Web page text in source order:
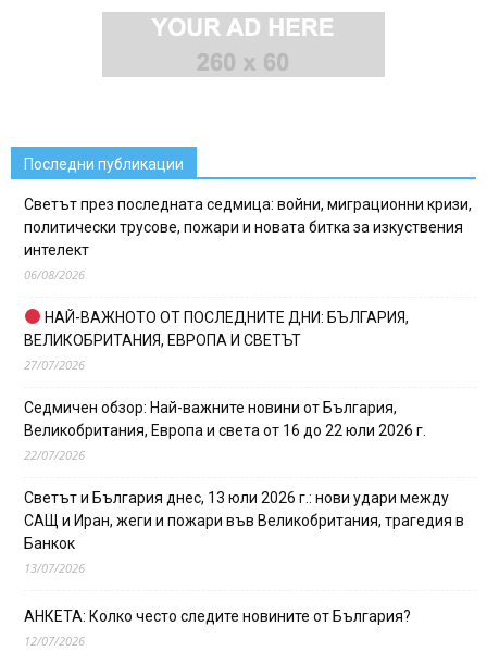
Последни публикации
Светът през последната седмица: войни, миграционни кризи,
политически трусове, пожари и новата битка за изкуствения
интелект
06/08/2026
НАЙ-ВАЖНОТО ОТ ПОСЛЕДНИТЕ ДНИ: БЪЛГАРИЯ,
ВЕЛИКОБРИТАНИЯ, ЕВРОПА И СВЕТЪТ
27/07/2026
Седмичен обзор: Най-важните новини от България,
Великобритания, Европа и света от 16 до 22 юли 2026 г.
22/07/2026
Светът и България днес, 13 юли 2026 г.: нови удари между
САЩ и Иран, жеги и пожари във Великобритания, трагедия в
Банкок
13/07/2026
АНКЕТА: Колко често следите новините от България?
12/07/2026